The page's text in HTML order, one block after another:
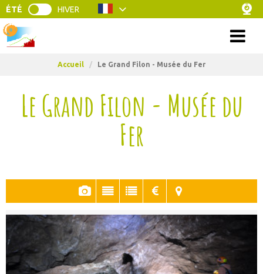
ÉTÉ HIVER
Accueil / Le Grand Filon - Musée du Fer
Le Grand Filon - Musée du
Fer